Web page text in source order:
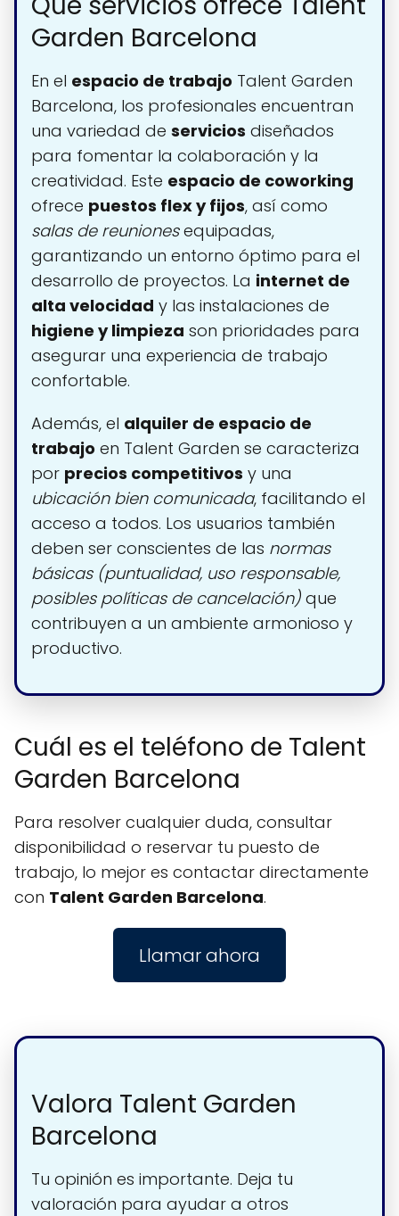
Garden Barcelona
En el espacio de trabajo Talent Garden
Barcelona, los profesionales encuentran
una variedad de servicios diseñados
para fomentar la colaboración y la
creatividad. Este espacio de coworking
ofrece puestos flex y fijos, así como
salas de reunionesequipadas,
garantizando un entorno óptimo para el
desarrollo de proyectos. La internet de
alta velocidad y las instalaciones de
higiene y limpieza son prioridades para
asegurar una experiencia de trabajo
confortable.
Además, el alquiler de espacio de
trabajo en Talent Garden se caracteriza
por precios competitivos y una
ubicación bien comunicada, facilitando el
acceso a todos. Los usuarios también
deben ser conscientes de las normas
básicas (puntualidad, uso responsable,
posibles políticas de cancelación) que
contribuyen a un ambiente armonioso y
productivo.
Cuál es el teléfono de Talent
Garden Barcelona
Para resolver cualquier duda, consultar
disponibilidad o reservar tu puesto de
trabajo, lo mejor es contactar directamente
con Talent Garden Barcelona.
Llamar ahora
Valora Talent Garden
Barcelona
Tu opinión es importante. Deja tu
valoración para ayudar a otros